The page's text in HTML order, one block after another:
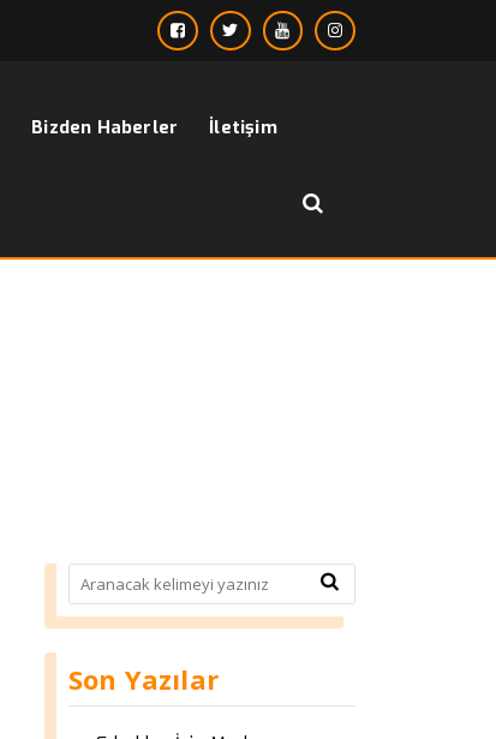
Bizden Haberler İletişim
Son Yazılar